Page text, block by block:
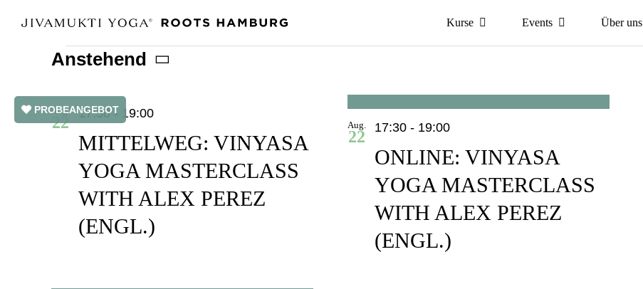
Kurse Events Über uns
VERANSTALTUNGEN
Anstehend
auswählen.
LIST
VERANSTALTUNGEN
PHOTO
Aug.
22
MITTELWEG: VINYASA
YOGA MASTERCLASS
WITH ALEX PEREZ
(ENGL.)
17:30- 19:00
Aug.
22
ONLINE: VINYASA
YOGA MASTERCLASS
WITH ALEX PEREZ
(ENGL.)
17:30 - 19:00
PROBEANGEBOT